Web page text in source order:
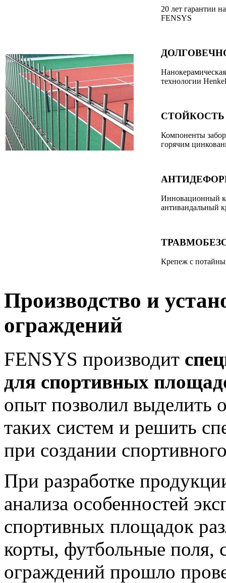
20 лет гарантии
FENSYS
технологии Henkel
СТОЙКОСТЬ
Компоненты
горячим
Инновационный
антивандальный
Крепеж с
Производство и
ограждений
FENSYS производит
для спортивных
опыт позволил выделить
таких систем и решить
при создании
При разработке
анализа особенностей
спортивных площадок
корты, футбольные поля,
ограждений прошло